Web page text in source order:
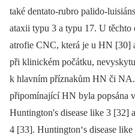
také dentato-rubro palido-
ataxii typu 3 a typu 17. U těchto
atrofie CNC, která je u HN [30]
při klinickém počátku,
k hlavním příznakům HN či
připomínající HN byla popsána
Huntington's disease like 3 [32]
4 [33]. Huntington‘s disease